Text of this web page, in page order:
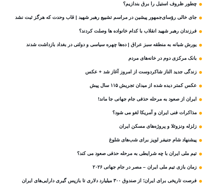
چطور ظروف استیل را برق بندازیم؟
جای خالی رؤسای‌جمهور پیشین در مراسم تشییع رهبر شهید | قاب وحدت که هرگز ثبت نشد
فرزندان رهبر شهید انقلاب با کدام خانواده ها وصلت کردند؟
یورش شبانه به منطقه سبز عراق | ده‌ها چهره سیاسی و دولتی در بغداد بازداشت شدند
بانک مرکزی دوم در خانه‌های مردم
زندگی جدید الناز شاکردوست از امروز آغاز شد + عکس
عکس کمتر دیده شده از میدان تجریش ۱۱۵ سال پیش
ایران از صعود به مرحله حذفی جام جهانی جا ماند!
مذاکرات فنی ایران و آمریکا لغو می شود؟
زلزله ونزوئلا و پروژه‌های مسکن ایران
پیشنهاد شام جنیفر لوپز برای شب‌های شلوغ
تیم ملی ایران با چه شرایطی به مرحله حذفی صعود می کند؟
زمان بازی تیم ملی ایران – مصر در جام جهانی ۲۰۲۶
فرصت تاریخی برای ایران؛ از صندوق ۳۰۰ میلیارد دلاری تا بازپس گیری دارایی‌های ایران